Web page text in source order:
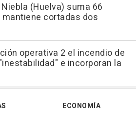
(Huelva) suma 66
cortadas dos
operativa 2 el incendio de
e incorporan la
ECONOMÍA